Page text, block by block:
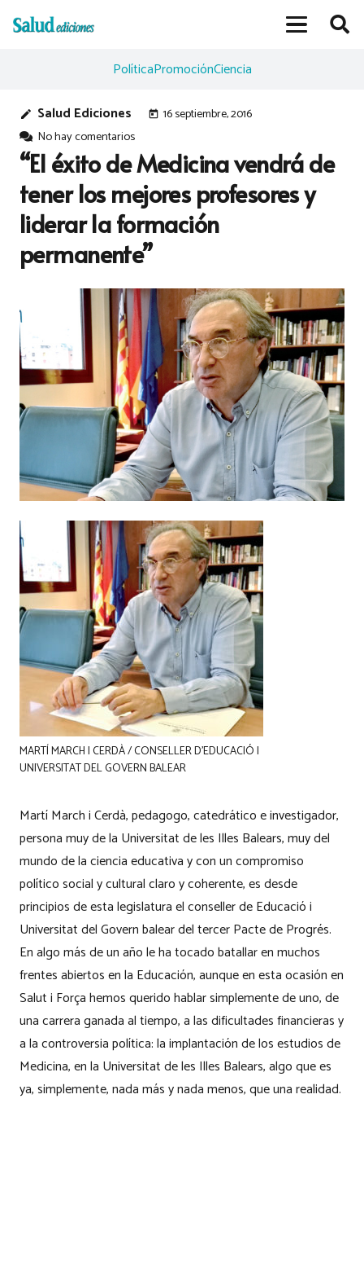
PolíticaPromociónCiencia
edit Salud Ediciones today 16 septiembre, 2016
No hay comentarios
“El éxito de Medicina vendrá de
tener los mejores profesores y
liderar la formación
permanente”
MARTÍ MARCH I CERDÀ / CONSELLER D’EDUCACIÓ I
UNIVERSITAT DEL GOVERN BALEAR
Martí March i Cerdà, pedagogo, catedrático e investigador,
persona muy de la Universitat de les Illes Balears, muy del
mundo de la ciencia educativa y con un compromiso
político social y cultural claro y coherente, es desde
principios de esta legislatura el conseller de Educació i
Universitat del Govern balear del tercer Pacte de Progrés.
En algo más de un año le ha tocado batallar en muchos
frentes abiertos en la Educación, aunque en esta ocasión en
Salut i Força hemos querido hablar simplemente de uno, de
una carrera ganada al tiempo, a las dificultades financieras y
a la controversia política: la implantación de los estudios de
Medicina, en la Universitat de les Illes Balears, algo que es
ya, simplemente, nada más y nada menos, que una realidad.